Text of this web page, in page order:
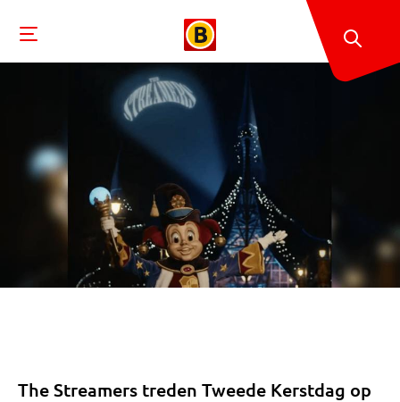
The Streamers treden Tweede Kerstdag op